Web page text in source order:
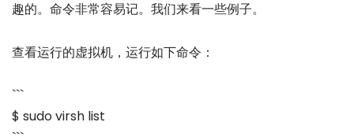
趣的。命令非常容易记。我们来看一些例子。
查看运行的虚拟机，运行如下命令：
```
$ sudo virsh list